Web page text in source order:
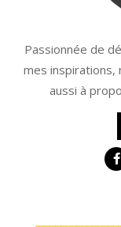
Passionnée de
mes inspirations,
aussi à